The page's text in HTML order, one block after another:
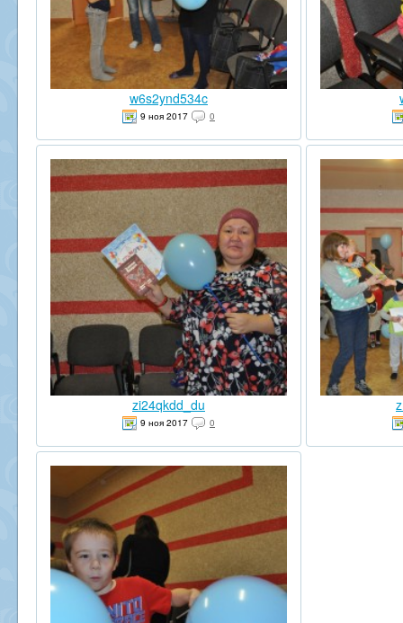
w6s2ynd534c
9 ноя 2017 0
zi24qkdd_du
9 ноя 2017 0